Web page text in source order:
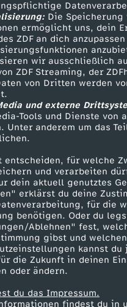
Die Speicherung
ermöglicht uns, dein
ZDF an dich anzupassen
wir ausschließlich
ZDF Streaming, der
von Dritten werden
und externe
Tools und Dienste von
Unter anderem um das
entscheiden, für welche
und verarbeiten
dein aktuell genutztes
erklärst du deine
für die
benötigen. Oder du
Ablehnen" fest,
gibst und
kannst
die Zukunft in deinen
oder ändern.
du das Impressum.
findest du in
Z Hilfe